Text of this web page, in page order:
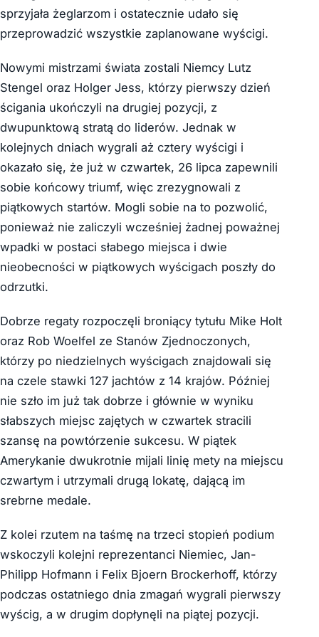
sprzyjała żeglarzom i ostatecznie udało się
przeprowadzić wszystkie zaplanowane wyścigi.
Nowymi mistrzami świata zostali Niemcy Lutz
Stengel oraz Holger Jess, którzy pierwszy dzień
ścigania ukończyli na drugiej pozycji, z
dwupunktową stratą do liderów. Jednak w
kolejnych dniach wygrali aż cztery wyścigi i
okazało się, że już w czwartek, 26 lipca zapewnili
sobie końcowy triumf, więc zrezygnowali z
piątkowych startów. Mogli sobie na to pozwolić,
ponieważ nie zaliczyli wcześniej żadnej poważnej
wpadki w postaci słabego miejsca i dwie
nieobecności w piątkowych wyścigach poszły do
odrzutki.
Dobrze regaty rozpoczęli broniący tytułu Mike Holt
oraz Rob Woelfel ze Stanów Zjednoczonych,
którzy po niedzielnych wyścigach znajdowali się
na czele stawki 127 jachtów z 14 krajów. Później
nie szło im już tak dobrze i głównie w wyniku
słabszych miejsc zajętych w czwartek stracili
szansę na powtórzenie sukcesu. W piątek
Amerykanie dwukrotnie mijali linię mety na miejscu
czwartym i utrzymali drugą lokatę, dającą im
srebrne medale.
Z kolei rzutem na taśmę na trzeci stopień podium
wskoczyli kolejni reprezentanci Niemiec, Jan-
Philipp Hofmann i Felix Bjoern Brockerhoff, którzy
podczas ostatniego dnia zmagań wygrali pierwszy
wyścig, a w drugim dopłynęli na piątej pozycji.